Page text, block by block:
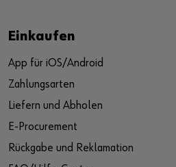
Einkaufen
App für iOS/Android
Zahlungsarten
Liefern und Abholen
E-Procurement
Rückgabe und Reklamation